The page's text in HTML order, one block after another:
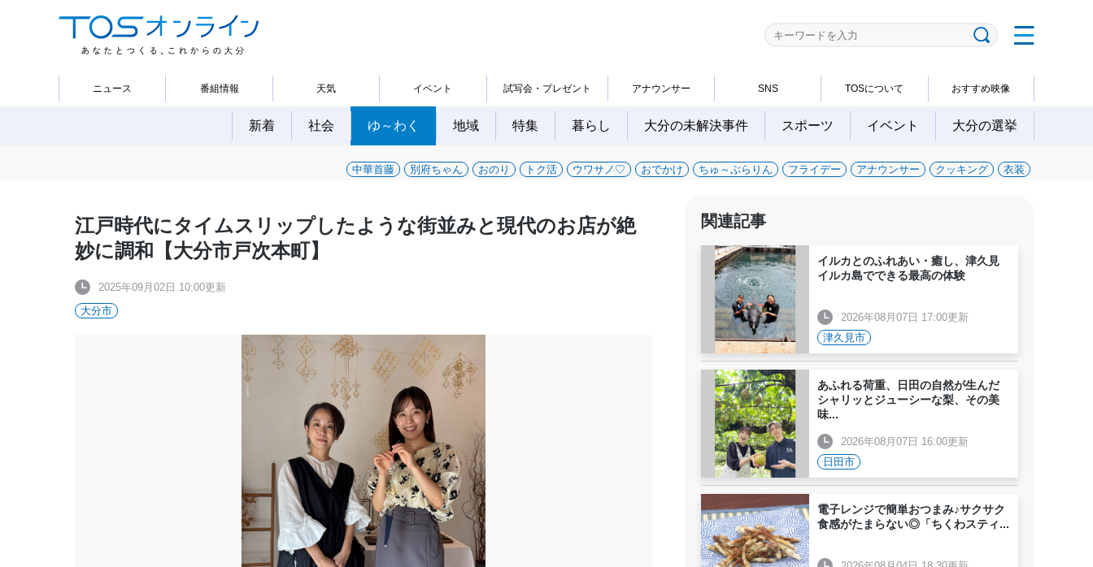
ニュース 番組情報 天気 イベント 試写会・プレゼント アナウンサー SNS TOSについて おすすめ映像
新着 社会 ゆ～わく 地域 特集 暮らし 大分の未解決事件 スポーツ イベント 大分の選挙
中華首藤 別府ちゃん おのり トク活 ウワサノ♡ おでかけ ちゅ～ぶらりん フライデー アナウンサー クッキング 衣装
江戸時代にタイムスリップしたような街並みと現代のお店が絶
妙に調和【大分市戸次本町】
2025年09月02日 10:00更新
大分市
関連記事
イルカとのふれあい・癒し、津久見
イルカ島でできる最高の体験
2026年08月07日 17:00更新
津久見市
あふれる荷重、日田の自然が生んだ
シャリッとジューシーな梨、その美
味...
2026年08月07日 16:00更新
日田市
電子レンジで簡単おつまみ♪サクサク
食感がたまらない◎「ちくわスティ...